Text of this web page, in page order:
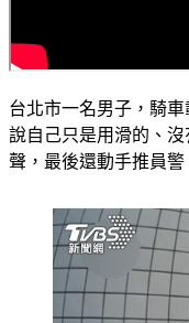
台北市一名男子，騎
說自己只是用滑的、
聲，最後還動手推員